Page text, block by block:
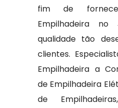
fim de
Empilhadeira
qualidade tão
clientes.
Empilhadeira a
de Empilhadeira
de